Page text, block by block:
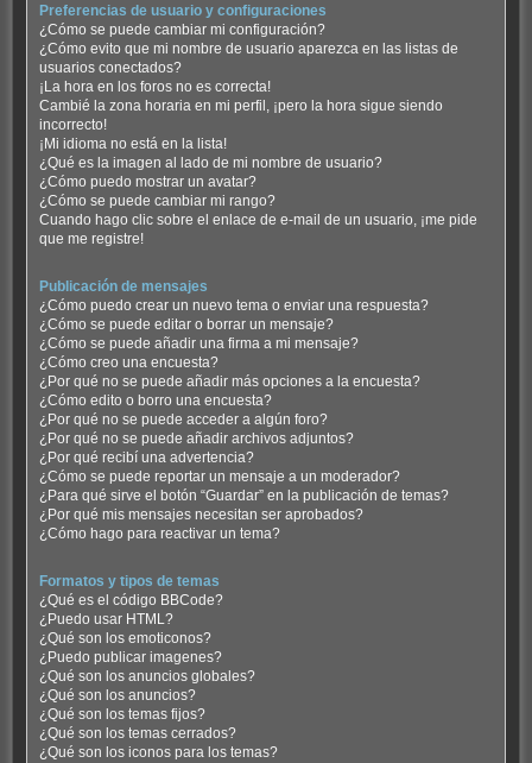
Preferencias de usuario y configuraciones
¿Cómo se puede cambiar mi configuración?
¿Cómo evito que mi nombre de usuario aparezca en las listas de
usuarios conectados?
¡La hora en los foros no es correcta!
Cambié la zona horaria en mi perfil, ¡pero la hora sigue siendo
incorrecto!
¡Mi idioma no está en la lista!
¿Qué es la imagen al lado de mi nombre de usuario?
¿Cómo puedo mostrar un avatar?
¿Cómo se puede cambiar mi rango?
Cuando hago clic sobre el enlace de e-mail de un usuario, ¡me pide
que me registre!
Publicación de mensajes
¿Cómo puedo crear un nuevo tema o enviar una respuesta?
¿Cómo se puede editar o borrar un mensaje?
¿Cómo se puede añadir una firma a mi mensaje?
¿Cómo creo una encuesta?
¿Por qué no se puede añadir más opciones a la encuesta?
¿Cómo edito o borro una encuesta?
¿Por qué no se puede acceder a algún foro?
¿Por qué no se puede añadir archivos adjuntos?
¿Por qué recibí una advertencia?
¿Cómo se puede reportar un mensaje a un moderador?
¿Para qué sirve el botón “Guardar” en la publicación de temas?
¿Por qué mis mensajes necesitan ser aprobados?
¿Cómo hago para reactivar un tema?
Formatos y tipos de temas
¿Qué es el código BBCode?
¿Puedo usar HTML?
¿Qué son los emoticonos?
¿Puedo publicar imagenes?
¿Qué son los anuncios globales?
¿Qué son los anuncios?
¿Qué son los temas fijos?
¿Qué son los temas cerrados?
¿Qué son los iconos para los temas?